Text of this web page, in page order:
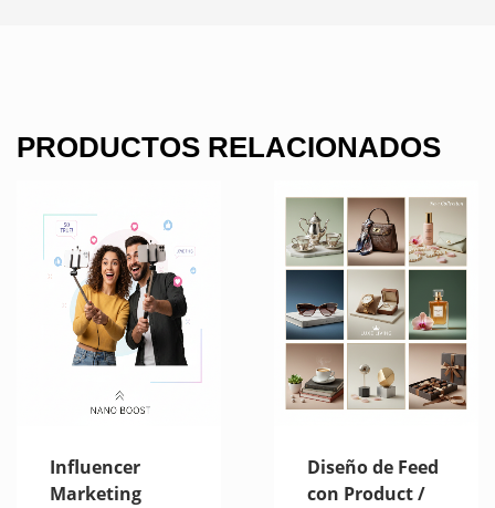
PRODUCTOS RELACIONADOS
Influencer
Marketing
Diseño de Feed
con Product /